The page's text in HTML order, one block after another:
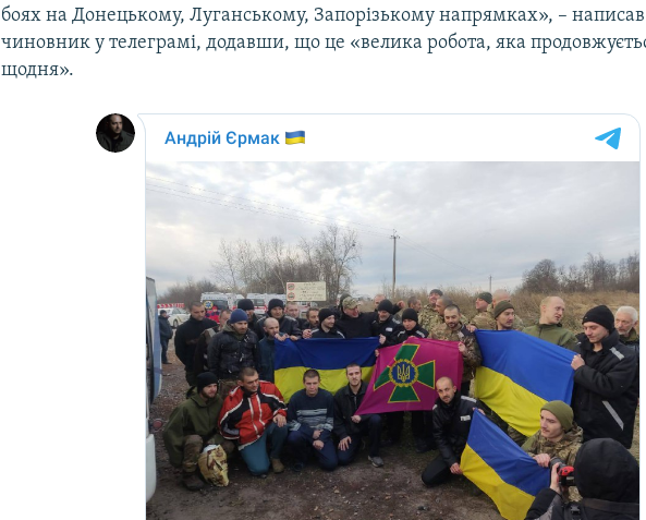
боях на Донецькому, Луганському, Запорізькому напрямках», – написав
чиновник у телеграмі, додавши, що це «велика робота, яка
щодня».